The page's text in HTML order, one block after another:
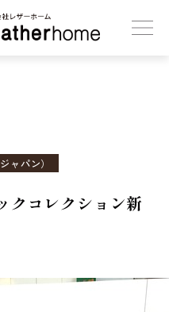
ーホーム
ャパン）
クコレクション新